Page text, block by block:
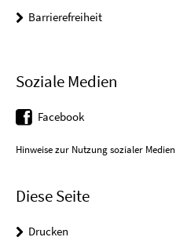
Barrierefreiheit
Soziale Medien
Facebook
Hinweise zur Nutzung sozialer Medien
Diese Seite
Drucken